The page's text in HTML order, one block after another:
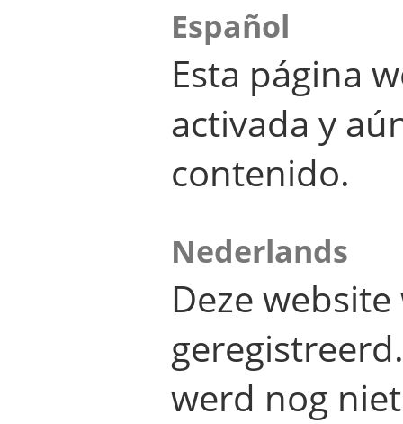
Español
Esta página
activada y
contenido.
Nederlands
Deze
werd nog